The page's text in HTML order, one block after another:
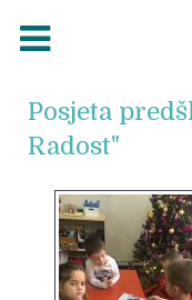
Posjeta
Radost"